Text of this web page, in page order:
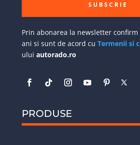
SUBSCRIE
Prin abonarea la newsletter confirm
ani si sunt de acord cu Termenii si
ului autorado.ro
PRODUSE